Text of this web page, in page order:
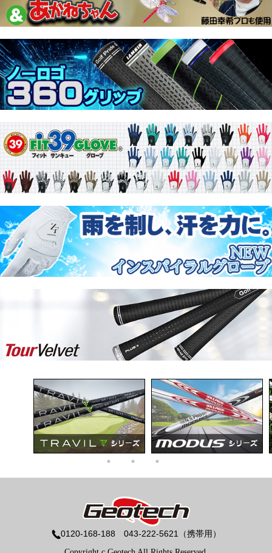
0120-168-188 043-222-5621（携帯用）